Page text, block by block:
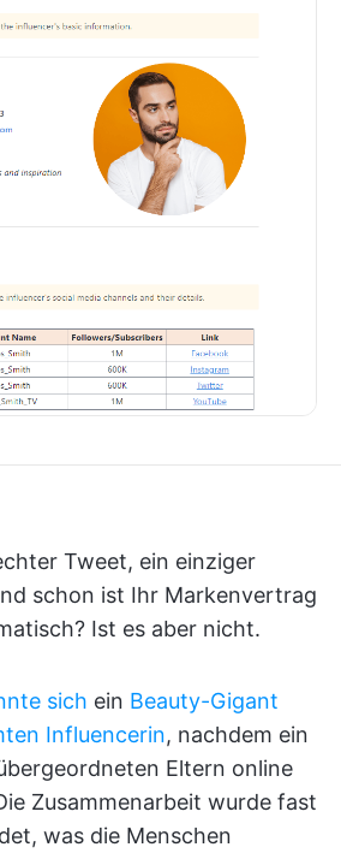
Tweet, ein einziger
schon ist Ihr Markenvertrag
Ist es aber nicht.
sich ein Beauty-Gigant
Influencerin, nachdem ein
Eltern online
Zusammenarbeit wurde fast
was die Menschen